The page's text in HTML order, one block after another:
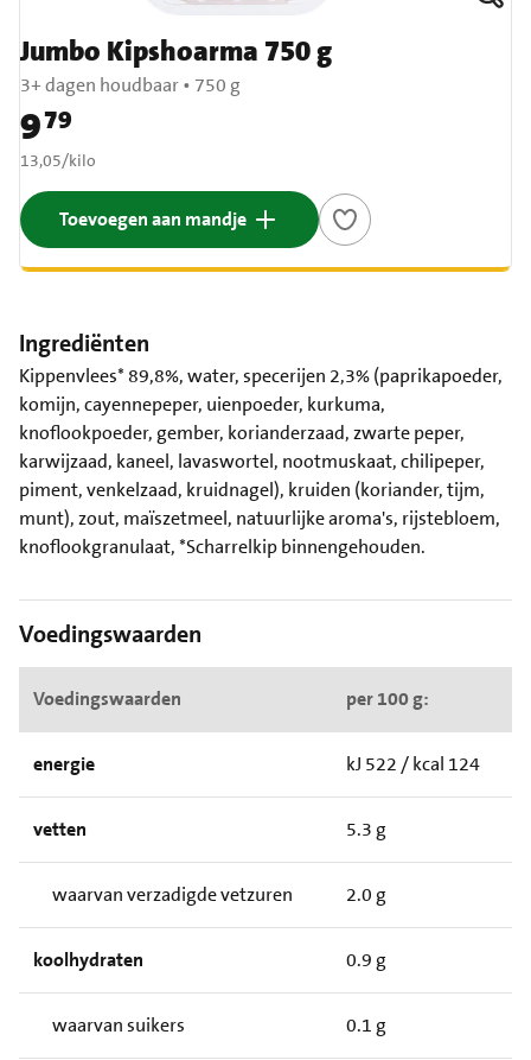
Jumbo Kipshoarma 750 g
3+ dagen houdbaar• 750 g
Prijs: € 9,79
979
€ 13,05 per kilo
13,05/kilo
Toevoegen aan mandje
Ingrediënten
Kippenvlees* 89,8%, water, specerijen 2,3% (paprikapoeder,
komijn, cayennepeper, uienpoeder, kurkuma,
knoflookpoeder, gember, korianderzaad, zwarte peper,
karwijzaad, kaneel, lavaswortel, nootmuskaat, chilipeper,
piment, venkelzaad, kruidnagel), kruiden (koriander, tijm,
munt), zout, maïszetmeel, natuurlijke aroma's, rijstebloem,
knoflookgranulaat, *Scharrelkip binnengehouden.
Voedingswaarden
Voedingswaarden per 100 g:
energie kJ 522 / kcal 124
vetten 5.3 g
waarvan verzadigde vetzuren 2.0 g
koolhydraten 0.9 g
waarvan suikers 0.1 g